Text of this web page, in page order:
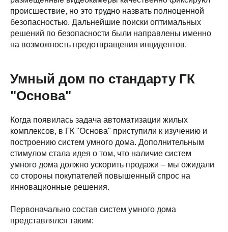
происшествие, но это трудно назвать полноценной
безопасностью. Дальнейшие поиски оптимальных
решений по безопасности были направлены именно
на возможность предотвращения инцидентов.
Умный дом по стандарту ГК
"Основа"
Когда появилась задача автоматизации жилых
комплексов, в ГК "Основа" приступили к изучению и
построению систем умного дома. Дополнительным
стимулом стала идея о том, что наличие систем
умного дома должно ускорить продажи – мы ожидали
со стороны покупателей повышенный спрос на
инновационные решения.
Первоначально состав систем умного дома
представлялся таким: